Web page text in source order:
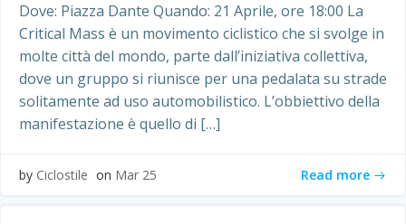
Dove: Piazza Dante Quando: 21 Aprile, ore 18:00 La
Critical Mass è un movimento ciclistico che si svolge in
molte città del mondo, parte dall’iniziativa collettiva,
dove un gruppo si riunisce per una pedalata su strade
solitamente ad uso automobilistico. L’obbiettivo della
manifestazione è quello di […]
by Ciclostile on Mar 25 Read more